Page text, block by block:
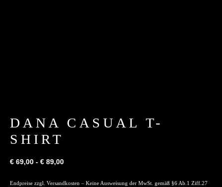
DANA CASUAL T-
SHIRT
€69,00- €89,00
Endpreise zzgl. Versandkosten – Keine Ausweisung der MwSt. gemäß §6 Ab.1 Ziff.27